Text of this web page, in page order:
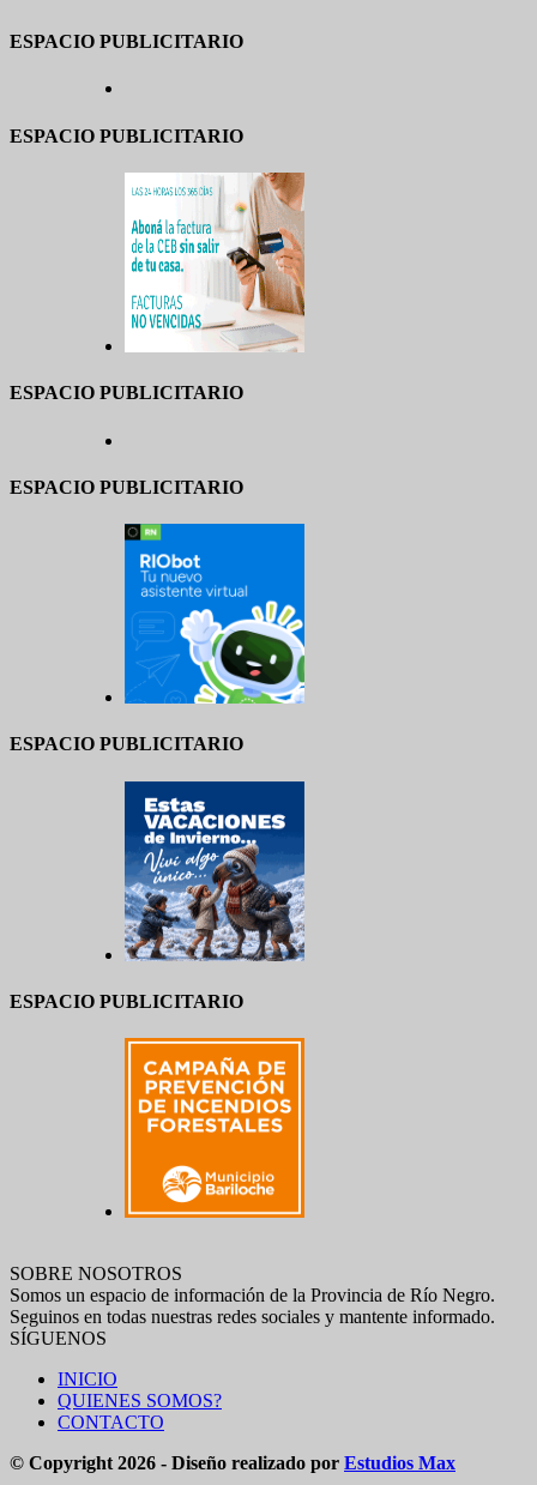
ESPACIO PUBLICITARIO
ESPACIO PUBLICITARIO
ESPACIO PUBLICITARIO
ESPACIO PUBLICITARIO
ESPACIO PUBLICITARIO
ESPACIO PUBLICITARIO
SOBRE NOSOTROS
Somos un espacio de información de la Provincia de Río Negro.
Seguinos en todas nuestras redes sociales y mantente informado.
SÍGUENOS
INICIO
QUIENES SOMOS?
CONTACTO
© Copyright 2026 - Diseño realizado por Estudios Max